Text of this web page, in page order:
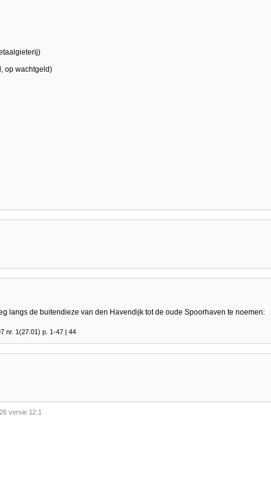
op wachtgeld)
langs de buitendieze van den Havendijk tot de oude Spoorhaven te noemen:
nr. 1(27.01) p. 1-47 | 44
versie 12.1